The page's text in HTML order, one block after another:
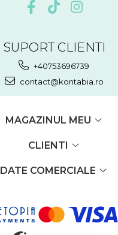
SUPORT CLIENTI
+40753696739
contact@kontabia.ro
MAGAZINUL MEU
CLIENTI
DATE COMERCIALE